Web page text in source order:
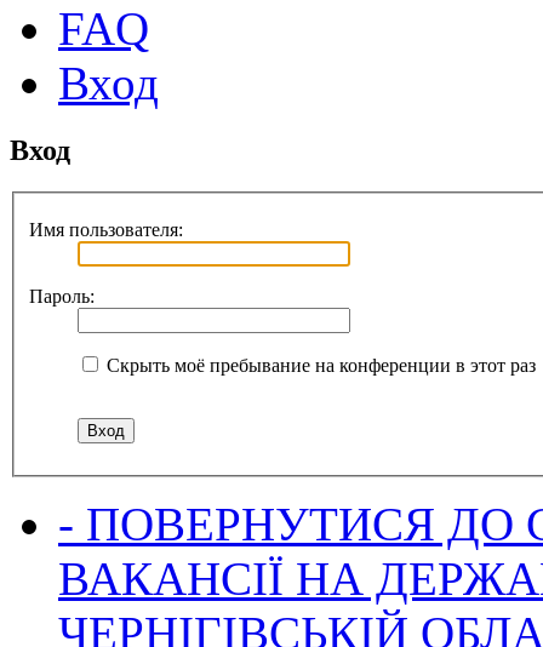
FAQ
Вход
Вход
Имя пользователя:
Пароль:
Скрыть моё пребывание на конференции в этот раз
- ПОВЕРНУТИСЯ ДО
ВАКАНСІЇ НА
ЧЕРНІГІВСЬКІЙ